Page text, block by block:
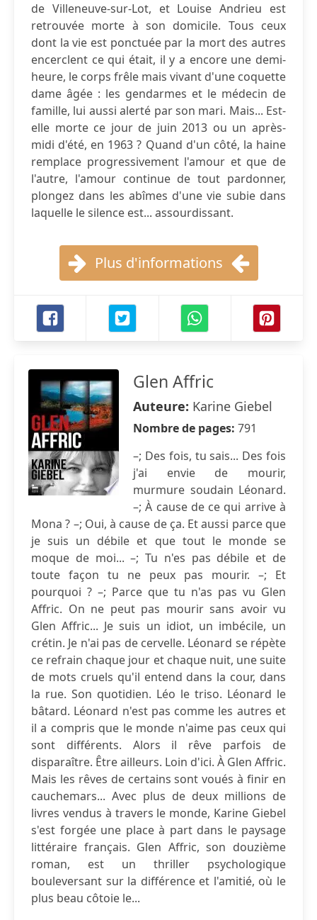
de Villeneuve-sur-Lot, et Louise Andrieu est
retrouvée morte à son domicile. Tous ceux
dont la vie est ponctuée par la mort des autres
encerclent ce qui était, il y a encore une demi-
heure, le corps frêle mais vivant d'une coquette
dame âgée : les gendarmes et le médecin de
famille, lui aussi alerté par son mari. Mais... Est-
elle morte ce jour de juin 2013 ou un après-
midi d'été, en 1963 ? Quand d'un côté, la haine
remplace progressivement l'amour et que de
l'autre, l'amour continue de tout pardonner,
plongez dans les abîmes d'une vie subie dans
laquelle le silence est... assourdissant.
Plus d'informations
Glen Affric
Auteure: Karine Giebel
Nombre de pages: 791
–; Des fois, tu sais... Des fois
j'ai envie de mourir,
murmure soudain Léonard.
–; À cause de ce qui arrive à
Mona ? –; Oui, à cause de ça. Et aussi parce que
je suis un débile et que tout le monde se
moque de moi... –; Tu n'es pas débile et de
toute façon tu ne peux pas mourir. –; Et
pourquoi ? –; Parce que tu n'as pas vu Glen
Affric. On ne peut pas mourir sans avoir vu
Glen Affric... Je suis un idiot, un imbécile, un
crétin. Je n'ai pas de cervelle. Léonard se répète
ce refrain chaque jour et chaque nuit, une suite
de mots cruels qu'il entend dans la cour, dans
la rue. Son quotidien. Léo le triso. Léonard le
bâtard. Léonard n'est pas comme les autres et
il a compris que le monde n'aime pas ceux qui
sont différents. Alors il rêve parfois de
disparaître. Être ailleurs. Loin d'ici. À Glen Affric.
Mais les rêves de certains sont voués à finir en
cauchemars... Avec plus de deux millions de
livres vendus à travers le monde, Karine Giebel
s'est forgée une place à part dans le paysage
littéraire français. Glen Affric, son douzième
roman, est un thriller psychologique
bouleversant sur la différence et l'amitié, où le
plus beau côtoie le...